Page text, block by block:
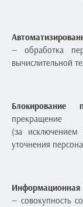
— обработка
вычислительной
Блокирование
прекращение
(за исключением
уточнения
— совокупность